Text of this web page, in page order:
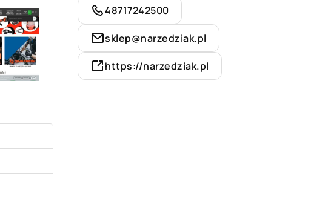
48717242500
sklep@narzedziak.pl
https://narzedziak.pl